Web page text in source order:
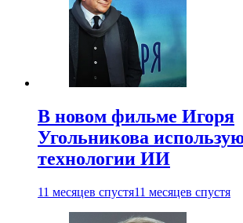
В новом фильме Игоря
Угольникова
технологии ИИ
11 месяцев спустя11 месяцев спустя